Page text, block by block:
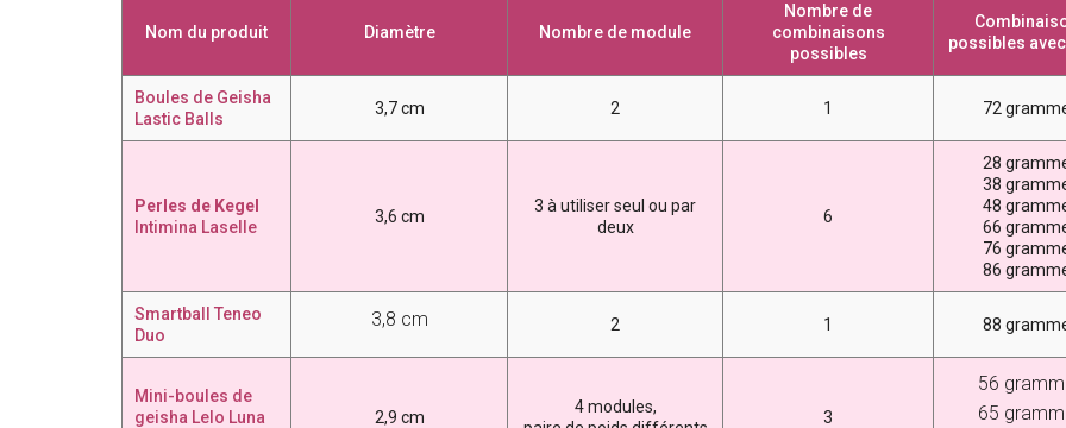
Nom du produit Diamètre Nombre de module
Nombre de
combinaisons
possibles
possibles
Boules de Geisha
Lastic Balls
3,7 cm 2 1 72
Perles de Kegel
Intimina Laselle
3,6 cm
3 à utiliser seul ou par
deux
6
28
38
48
66
76
86
Smartball Teneo
Duo
3,8 cm 2 1 88
Mini-boules de
geisha Lelo Luna
2,9 cm
4 modules,
3
56
65